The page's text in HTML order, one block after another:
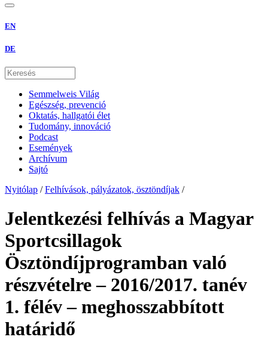
EN
DE
Semmelweis Világ
Egészség, prevenció
Oktatás, hallgatói élet
Tudomány, innováció
Podcast
Események
Archívum
Sajtó
Nyitólap / Felhívások, pályázatok, ösztöndíjak /
Jelentkezési felhívás a Magyar
Sportcsillagok
Ösztöndíjprogramban való
részvételre – 2016/2017. tanév
1. félév – meghosszabbított
határidő